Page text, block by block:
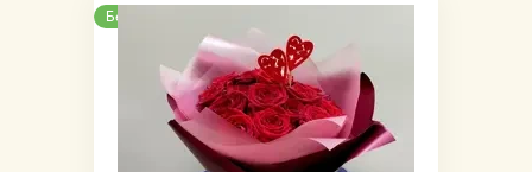
Бесплатная доставка